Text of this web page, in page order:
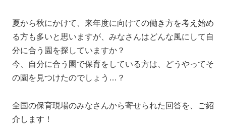
夏から秋にかけて、来年度に向けての働き方を考え始め
る方も多いと思いますが、みなさんはどんな風にして自
分に合う園を探していますか？
今、自分に合う園で保育をしている方は、どうやってそ
の園を見つけたのでしょう…？
全国の保育現場のみなさんから寄せられた回答を、ご紹
介します！